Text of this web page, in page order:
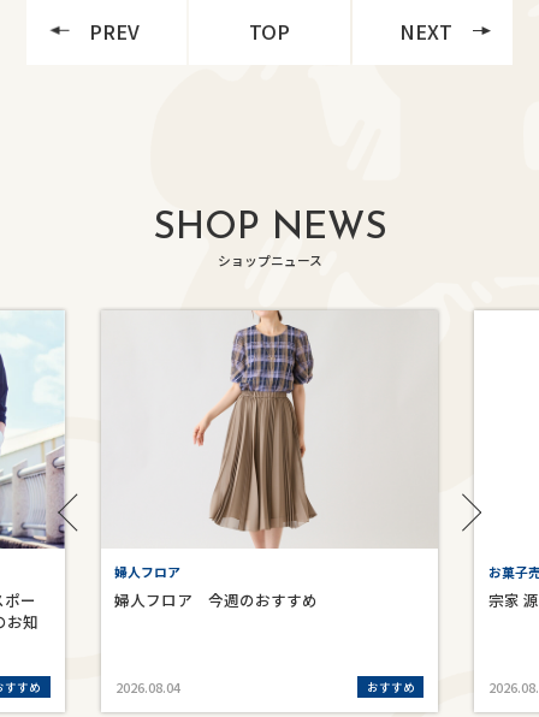
PREV TOP NEXT
SHOP NEWS
ショップニュース
ー
お知
すすめ
婦人フロア
婦人フロア 今週のおすすめ
2026.08.04 おすすめ
お菓子
宗家